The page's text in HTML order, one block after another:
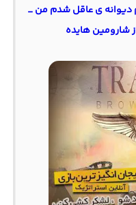
ی عاقل شدم من _
هایده